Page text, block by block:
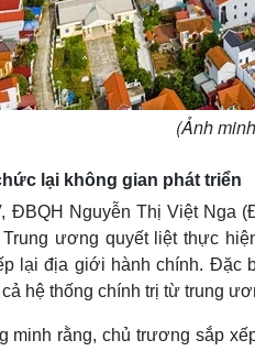
(Ảnh
lại không gian phát triển
ĐBQH Nguyễn Thị Việt Nga
ương quyết liệt thực
lại địa giới hành chính. Đặc
hệ thống chính trị từ trung
minh rằng, chủ trương sắp